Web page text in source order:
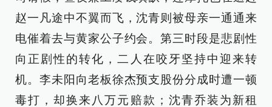
赵一凡途中不翼而飞，沈青则被母亲一通通来
电催着去与黄家公子约会。第三时段是悲剧性
向正剧性的转化，二人在咬牙坚持中迎来转
机。李未阳向老板徐杰预支股份分成时遭一顿
毒打，却换来八万元赔款；沈青乔装为新租